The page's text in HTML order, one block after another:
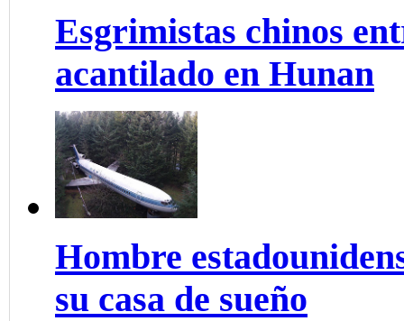
Esgrimistas chinos
acantilado en Hunan
Hombre
su casa de sueño